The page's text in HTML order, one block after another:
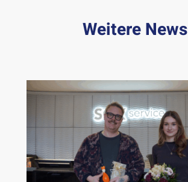
Weitere News